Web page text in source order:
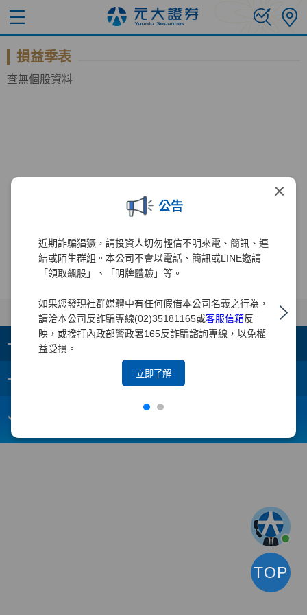
×
公告
近期詐騙猖獗，請投資人切勿輕信不明來電、簡訊、連
結或陌生群組。本公司不會以電話、簡訊或LINE邀請
「領取飆股」、「明牌體驗」等。
如果您發現社群媒體中有任何假借本公司名義之行為，
請洽本公司反詐騙專線(02)35181165或客服信箱反
映，或撥打內政部警政署165反詐騙諮詢專線，以免權
益受損。
立即了解
損益季表
查無個股資料
+ 集團成員
+
webmaster@yuanta.com
TOP